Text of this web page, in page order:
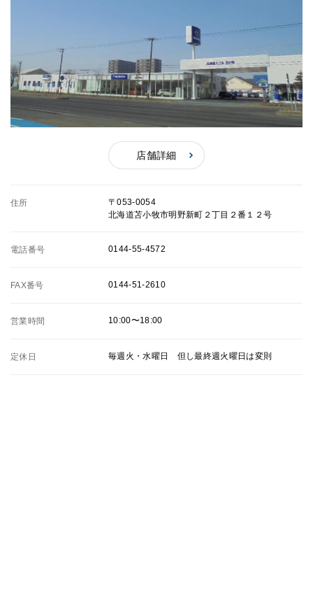
店舗詳細
住所
〒053-0054
北海道苫小牧市明野新町２丁目２番１２号
電話番号 0144-55-4572
FAX番号 0144-51-2610
営業時間 10:00〜18:00
定休日 毎週火・水曜日 但し最終週火曜日は変則